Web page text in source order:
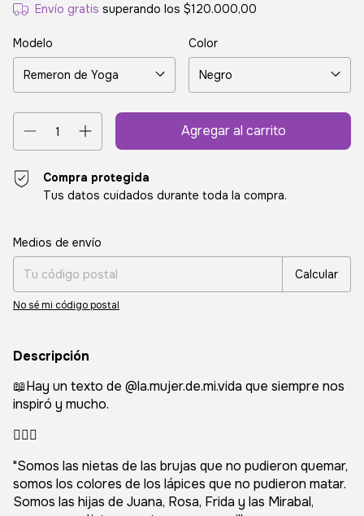
Envío gratis superando los $120.000,00
Modelo Color
Compra protegida
Tus datos cuidados durante toda la compra.
Entregas para el CP:
Medios de envío
Calcular
No sé mi código postal
Descripción
📖Hay un texto de @la.mujer.de.mi.vida que siempre nos
inspiró y mucho.
🧙🏻‍♀️
"Somos las nietas de las brujas que no pudieron quemar,
somos los colores de los lápices que no pudieron matar.
Somos las hijas de Juana, Rosa, Frida y las Mirabal,